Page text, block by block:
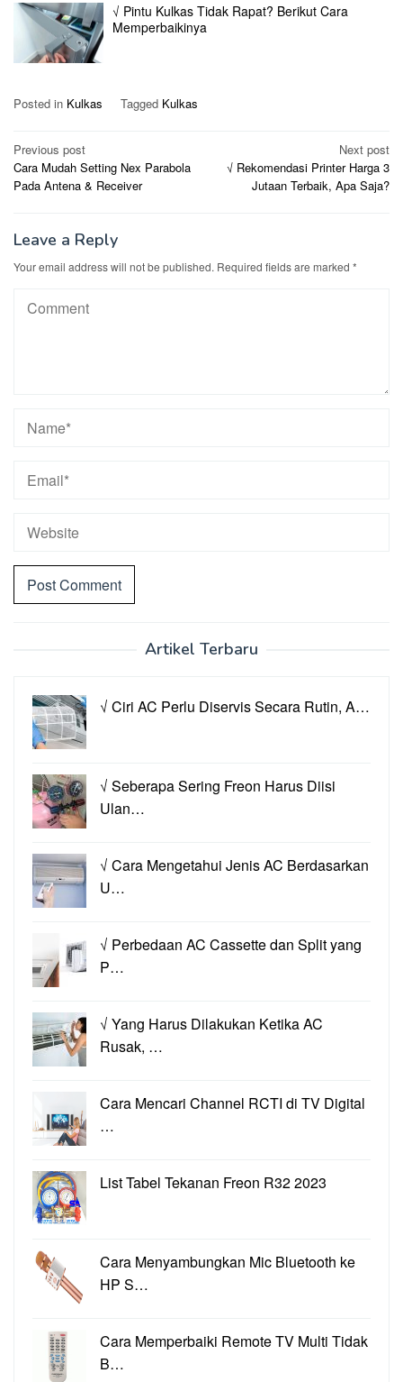
√ Pintu Kulkas Tidak Rapat? Berikut Cara
Memperbaikinya
Posted in Kulkas Tagged Kulkas
Post
navigation
Previous post
Cara Mudah Setting Nex Parabola
Pada Antena & Receiver
Next post
√ Rekomendasi Printer Harga 3
Jutaan Terbaik, Apa Saja?
Leave a Reply
Your email address will not be published. Required fields are marked *
Artikel Terbaru
√ Ciri AC Perlu Diservis Secara Rutin, A…
√ Seberapa Sering Freon Harus Diisi
Ulan…
√ Cara Mengetahui Jenis AC Berdasarkan
U…
√ Perbedaan AC Cassette dan Split yang
P…
√ Yang Harus Dilakukan Ketika AC
Rusak, …
Cara Mencari Channel RCTI di TV Digital
…
List Tabel Tekanan Freon R32 2023
Cara Menyambungkan Mic Bluetooth ke
HP S…
Cara Memperbaiki Remote TV Multi Tidak
B…